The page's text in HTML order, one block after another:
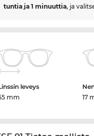
tuntia ja 1 minuuttia, ja
leveys
mm
17